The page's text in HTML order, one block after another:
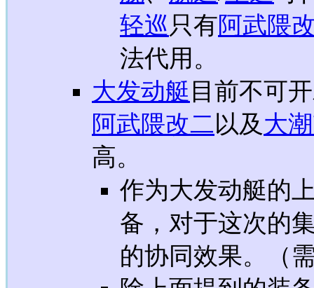
轻巡只有阿武隈
法代用。
大发动艇 目前不可
阿武隈改二以及 大
高。
作为大发动艇的
备，对于这次的
的协同效果。（